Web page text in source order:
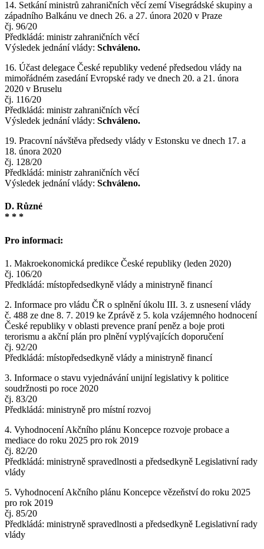
14. Setkání ministrů zahraničních věcí zemí Visegrádské skupiny a
západního Balkánu ve dnech 26. a 27. února 2020 v Praze
čj. 96/20
Předkládá: ministr zahraničních věcí
Výsledek jednání vlády: Schváleno.
16. Účast delegace České republiky vedené předsedou vlády na
mimořádném zasedání Evropské rady ve dnech 20. a 21. února
2020 v Bruselu
čj. 116/20
Předkládá: ministr zahraničních věcí
Výsledek jednání vlády: Schváleno.
19. Pracovní návštěva předsedy vlády v Estonsku ve dnech 17. a
18. února 2020
čj. 128/20
Předkládá: ministr zahraničních věcí
Výsledek jednání vlády: Schváleno.
D. Různé
* * *
Pro informaci:
1. Makroekonomická predikce České republiky (leden 2020)
čj. 106/20
Předkládá: místopředsedkyně vlády a ministryně financí
2. Informace pro vládu ČR o splnění úkolu III. 3. z usnesení vlády
č. 488 ze dne 8. 7. 2019 ke Zprávě z 5. kola vzájemného hodnocení
České republiky v oblasti prevence praní peněz a boje proti
terorismu a akční plán pro plnění vyplývajících doporučení
čj. 92/20
Předkládá: místopředsedkyně vlády a ministryně financí
3. Informace o stavu vyjednávání unijní legislativy k politice
soudržnosti po roce 2020
čj. 83/20
Předkládá: ministryně pro místní rozvoj
4. Vyhodnocení Akčního plánu Koncepce rozvoje probace a
mediace do roku 2025 pro rok 2019
čj. 82/20
Předkládá: ministryně spravedlnosti a předsedkyně Legislativní rady
vlády
5. Vyhodnocení Akčního plánu Koncepce vězeňství do roku 2025
pro rok 2019
čj. 85/20
Předkládá: ministryně spravedlnosti a předsedkyně Legislativní rady
vlády